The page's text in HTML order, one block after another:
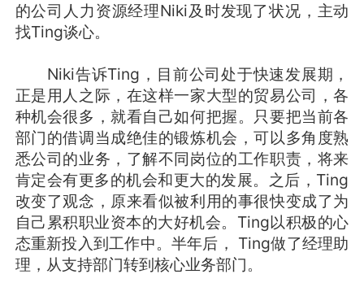
的公司人力资源经理Niki及时发现了状况，主动
找Ting谈心。
Niki告诉Ting，目前公司处于快速发展期，
正是用人之际，在这样一家大型的贸易公司，各
种机会很多，就看自己如何把握。只要把当前各
部门的借调当成绝佳的锻炼机会，可以多角度熟
悉公司的业务，了解不同岗位的工作职责，将来
肯定会有更多的机会和更大的发展。之后，Ting
改变了观念，原来看似被利用的事很快变成了为
自己累积职业资本的大好机会。Ting以积极的心
态重新投入到工作中。半年后， Ting做了经理助
理，从支持部门转到核心业务部门。